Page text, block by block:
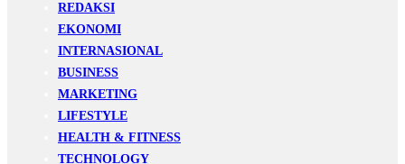
REDAKSI
EKONOMI
INTERNASIONAL
BUSINESS
MARKETING
LIFESTYLE
HEALTH & FITNESS
TECHNOLOGY